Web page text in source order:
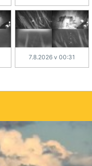
7.8.2026 v 00:31